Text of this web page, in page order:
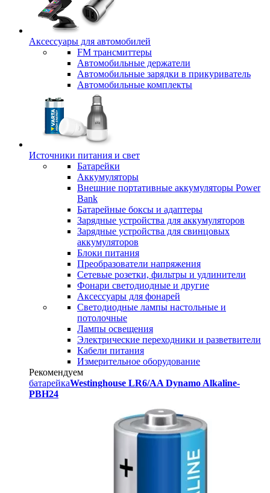
Аксессуары для автомобилей
FM трансмиттеры
Автомобильные держатели
Автомобильные зарядки в прикуриватель
Автомобильные комплекты
Источники питания и свет
Батарейки
Аккумуляторы
Внешние портативные аккумуляторы Power
Bank
Батарейные боксы и адаптеры
Зарядные устройства для аккумуляторов
Зарядные устройства для свинцовых
аккумуляторов
Блоки питания
Преобразователи напряжения
Сетевые розетки, фильтры и удлинители
Фонари светодиодные и другие
Аксессуары для фонарей
Светодиодные лампы настольные и
потолочные
Лампы освещения
Электрические переходники и разветвители
Кабели питания
Измерительное оборудование
Рекомендуем
батарейкаWestinghouse LR6/AA Dynamo Alkaline-
PBH24